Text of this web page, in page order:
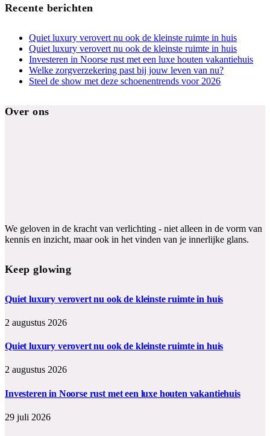
Recente berichten
Quiet luxury verovert nu ook de kleinste ruimte in huis
Quiet luxury verovert nu ook de kleinste ruimte in huis
Investeren in Noorse rust met een luxe houten vakantiehuis
Welke zorgverzekering past bij jouw leven van nu?
Steel de show met deze schoenentrends voor 2026
Over ons
We geloven in de kracht van verlichting - niet alleen in de vorm van
kennis en inzicht, maar ook in het vinden van je innerlijke glans.
Keep glowing
Quiet luxury verovert nu ook de kleinste ruimte in huis
2 augustus 2026
Quiet luxury verovert nu ook de kleinste ruimte in huis
2 augustus 2026
Investeren in Noorse rust met een luxe houten vakantiehuis
29 juli 2026